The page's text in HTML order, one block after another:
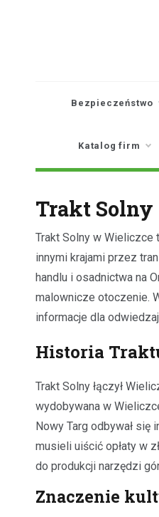
Bezpieczeństwo
Katalog firm
Trakt Solny
Trakt Solny w Wieliczce
innymi krajami przez
handlu i osadnictwa na
malownicze otoczenie.
informacje dla
Historia
Trakt Solny łączył
wydobywana w
Nowy Targ odbywał
musieli uiścić opłaty w
do produkcji narzędzi
Znaczenie